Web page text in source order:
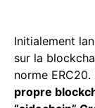
Initialement
sur la
norme ERC20.
propre